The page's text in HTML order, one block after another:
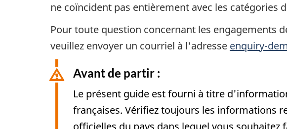
ne coïncident pas entièrement avec les catégories
Pour toute question concernant les engagements
veuillez envoyer un courriel à l'adresse enquiry-
Avant de partir :
Le présent guide est fourni à titre
françaises. Vérifiez toujours les informations
officielles du pays dans lequel vous